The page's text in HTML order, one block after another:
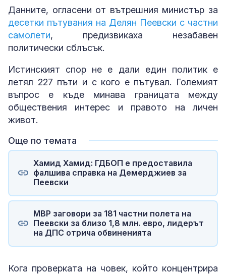
Данните, огласени от вътрешния министър за
десетки пътувания на Делян Пеевски с частни
самолети, предизвикаха незабавен
политически сблъсък.
Истинският спор не е дали един политик е
летял 227 пъти и с кого е пътувал. Големият
въпрос е къде минава границата между
обществения интерес и правото на личен
живот.
Още по темата
Хамид Хамид: ГДБОП е предоставила
фалшива справка на Демерджиев за
Пеевски
МВР заговори за 181 частни полета на
Пеевски за близо 1,8 млн. евро, лидерът
на ДПС отрича обвиненията
Кога проверката на човек, който концентрира